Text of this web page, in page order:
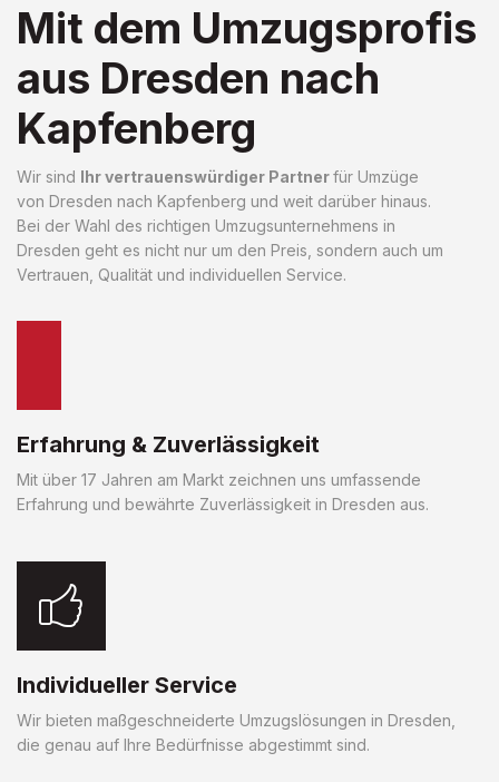
Mit dem Umzugsprofis
aus Dresden nach
Kapfenberg
Wir sind Ihr vertrauenswürdiger Partnerfür Umzüge
von Dresden nach Kapfenberg und weit darüber hinaus.
Bei der Wahl des richtigen Umzugsunternehmens in
Dresden geht es nicht nur um den Preis, sondern auch um
Vertrauen, Qualität und individuellen Service.
Erfahrung & Zuverlässigkeit
Mit über 17 Jahren am Markt zeichnen uns umfassende
Erfahrung und bewährte Zuverlässigkeit in Dresden aus.
Individueller Service
Wir bieten maßgeschneiderte Umzugslösungen in Dresden,
die genau auf Ihre Bedürfnisse abgestimmt sind.